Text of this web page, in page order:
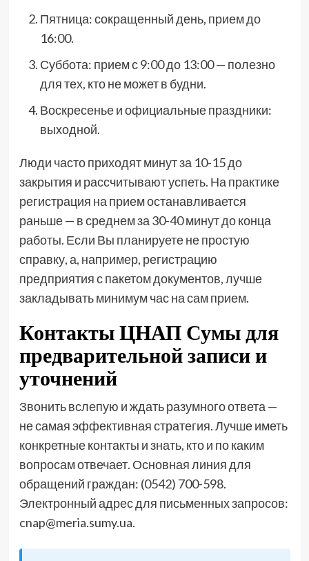
Пятница: сокращенный день, прием до
16:00.
Суббота: прием с 9:00 до 13:00 — полезно
для тех, кто не может в будни.
Воскресенье и официальные праздники:
выходной.
Люди часто приходят минут за 10-15 до
закрытия и рассчитывают успеть. На практике
регистрация на прием останавливается
раньше — в среднем за 30-40 минут до конца
работы. Если Вы планируете не простую
справку, а, например, регистрацию
предприятия с пакетом документов, лучше
закладывать минимум час на сам прием.
Контакты ЦНАП Сумы для
предварительной записи и
уточнений
Звонить вслепую и ждать разумного ответа —
не самая эффективная стратегия. Лучше иметь
конкретные контакты и знать, кто и по каким
вопросам отвечает. Основная линия для
обращений граждан: (0542) 700-598.
Электронный адрес для письменных запросов:
cnap@meria.sumy.ua.